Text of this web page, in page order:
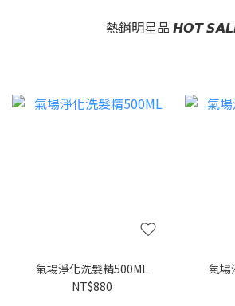
熱銷明星品 𝙃𝙊𝙏
氣場淨化洗髮精500ML
NT$880
氣場